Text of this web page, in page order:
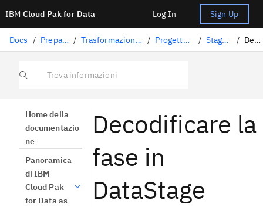
IBM Cloud Pak for Data Log In Sign Up
Docs / Preparazione dati / Trasformazione dei dati con DataStage / Progettazione dei flussi / Stage DataStage / Decodifica
Trova informazioni
Home della
documentazio
ne
Panoramica
di IBM
Cloud Pak
for Data as
Decodificare la
fase in
DataStage